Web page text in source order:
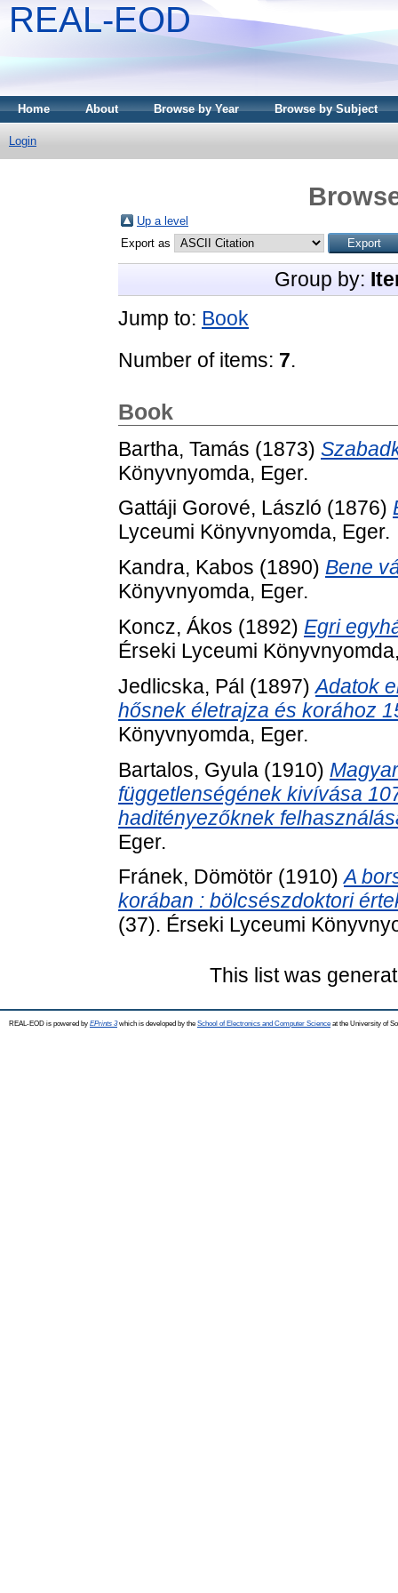
REAL-EOD
Home About Browse by Year Browse by Subject
Login
Up a level
Export as
Group by:
Jump to: Book
Number of items: 7.
Book
Bartha, Tamás (1873)
Könyvnyomda, Eger.
Gattáji Gorové, László (1876)
Lyceumi Könyvnyomda, Eger.
Kandra, Kabos (1890) Bene
Könyvnyomda, Eger.
Koncz, Ákos (1892) Egri
Érseki Lyceumi
Jedlicska, Pál (1897)Adatok
hősnek életrajza és korához
Könyvnyomda, Eger.
Bartalos, Gyula (1910)
függetlenségének kivívása
haditényezőknek
Eger.
Fránek, Dömötör (1910)A
korában : bölcsészdoktori
(37). Érseki Lyceumi
This list was
REAL-EOD is powered by EPrints 3which is developed by the School of Electronics and Computer Science at the University of